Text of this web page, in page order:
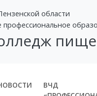
области
профессиональное
ВЧД